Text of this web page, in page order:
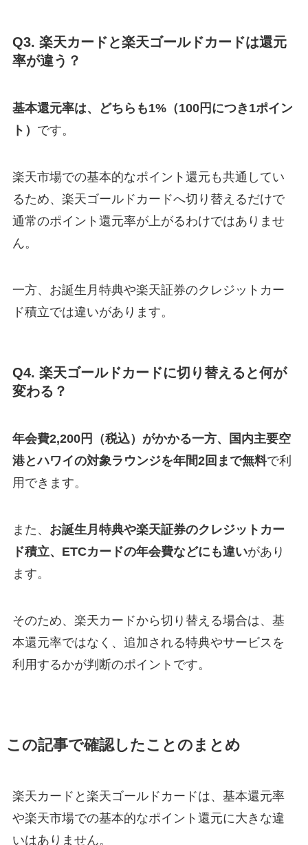
Q3. 楽天カードと楽天ゴールドカードは還元
率が違う？
基本還元率は、どちらも1%（100円につき1ポイン
ト） です。
楽天市場での基本的なポイント還元も共通してい
るため、楽天ゴールドカードへ切り替えるだけで
通常のポイント還元率が上がるわけではありませ
ん。
一方、お誕生月特典や楽天証券のクレジットカー
ド積立では違いがあります。
Q4. 楽天ゴールドカードに切り替えると何が
変わる？
年会費2,200円（税込）がかかる一方、国内主要空
港とハワイの対象ラウンジを年間2回まで無料で利
用できます。
また、 お誕生月特典や楽天証券のクレジットカー
ド積立、ETCカードの年会費などにも違いがあり
ます。
そのため、楽天カードから切り替える場合は、基
本還元率ではなく、追加される特典やサービスを
利用するかが判断のポイントです。
この記事で確認したことのまとめ
楽天カードと楽天ゴールドカードは、基本還元率
や楽天市場での基本的なポイント還元に大きな違
いはありません。